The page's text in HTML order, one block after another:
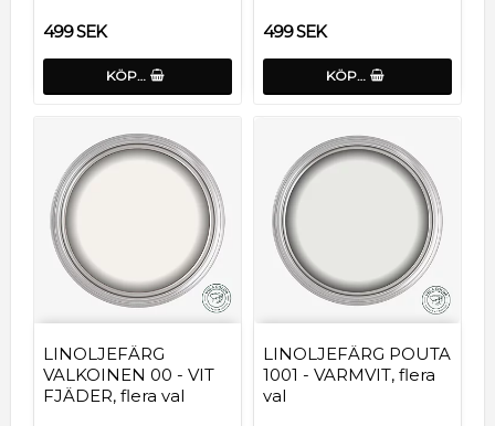
499 SEK
KÖP…
499 SEK
KÖP…
LINOLJEFÄRG
VALKOINEN 00 - VIT
FJÄDER, flera val
LINOLJEFÄRG POUTA
1001 - VARMVIT, flera
val